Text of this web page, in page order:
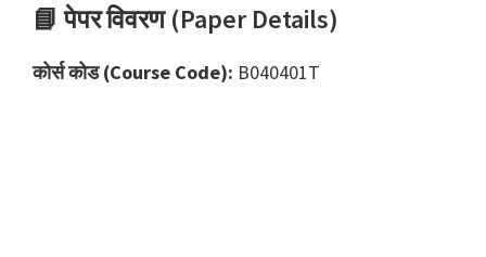
📘 पेपर विवरण (Paper Details)
कोर्स कोड (Course Code): B040401T